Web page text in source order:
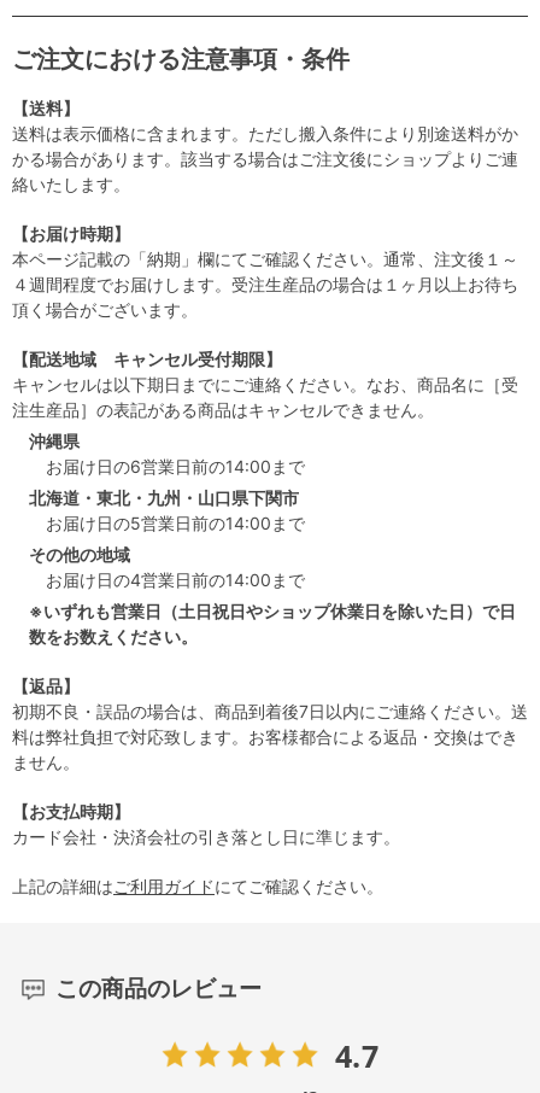
ご注文における注意事項・条件
【送料】
送料は表示価格に含まれます。ただし搬入条件により別途送料がか
かる場合があります。該当する場合はご注文後にショップよりご連
絡いたします。
【お届け時期】
本ページ記載の「納期」欄にてご確認ください。通常、注文後１～
４週間程度でお届けします。受注生産品の場合は１ヶ月以上お待ち
頂く場合がございます。
【配送地域 キャンセル受付期限】
キャンセルは以下期日までにご連絡ください。なお、商品名に［受
注生産品］の表記がある商品はキャンセルできません。
沖縄県
お届け日の6営業日前の14:00まで
北海道・東北・九州・山口県下関市
お届け日の5営業日前の14:00まで
その他の地域
お届け日の4営業日前の14:00まで
※いずれも営業日（土日祝日やショップ休業日を除いた日）で日
数をお数えください。
【返品】
初期不良・誤品の場合は、商品到着後7日以内にご連絡ください。送
料は弊社負担で対応致します。お客様都合による返品・交換はでき
ません。
【お支払時期】
カード会社・決済会社の引き落とし日に準じます。
上記の詳細はご利用ガイドにてご確認ください。
この商品のレビュー
4.7